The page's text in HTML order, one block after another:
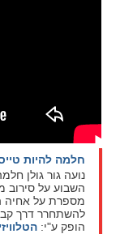
חלמה להיות
נועה גור גולן
השבוע על סירוב
מספרת על אחיה
להשתחרר דרך
הופק ע"י: